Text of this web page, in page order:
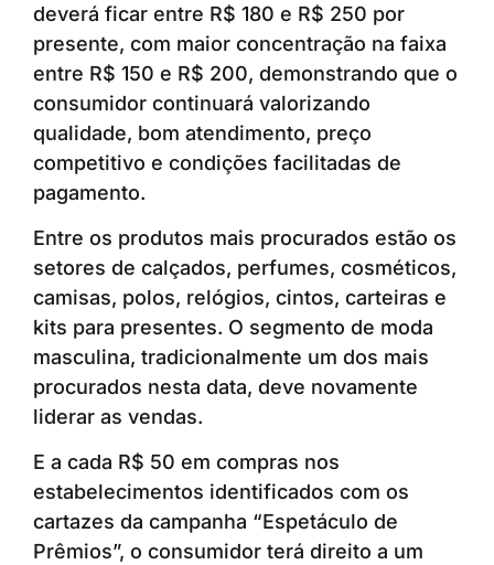
deverá ficar entre R$ 180 e R$ 250 por
presente, com maior concentração na faixa
entre R$ 150 e R$ 200, demonstrando que o
consumidor continuará valorizando
qualidade, bom atendimento, preço
competitivo e condições facilitadas de
pagamento.
Entre os produtos mais procurados estão os
setores de calçados, perfumes, cosméticos,
camisas, polos, relógios, cintos, carteiras e
kits para presentes. O segmento de moda
masculina, tradicionalmente um dos mais
procurados nesta data, deve novamente
liderar as vendas.
E a cada R$ 50 em compras nos
estabelecimentos identificados com os
cartazes da campanha “Espetáculo de
Prêmios”, o consumidor terá direito a um